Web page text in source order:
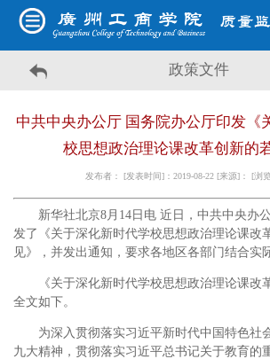
政策文件
中共中央办公厅 国务院办公厅印发《
校思想政治理论课改革创新的
发布者： [发表时间]：2019-08-22 [来源]： [浏
新华社北京8月14日电 近日，中共中央办
发了《关于深化新时代学校思想政治理论课改
见》，并发出通知，要求各地区各部门结合实
《关于深化新时代学校思想政治理论课改
全文如下。
为深入贯彻落实习近平新时代中国特色社
九大精神，贯彻落实习近平总书记关于教育的